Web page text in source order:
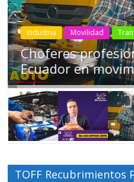
Industria Movilidad
Choferes
Ecuador en
TOFF Recubrimientos